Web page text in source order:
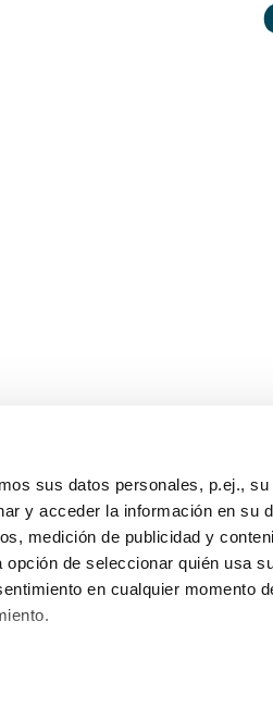
sus datos personales, p.ej.,
y acceder la información en su
medición de publicidad y
de seleccionar quién usa
en cualquier momento